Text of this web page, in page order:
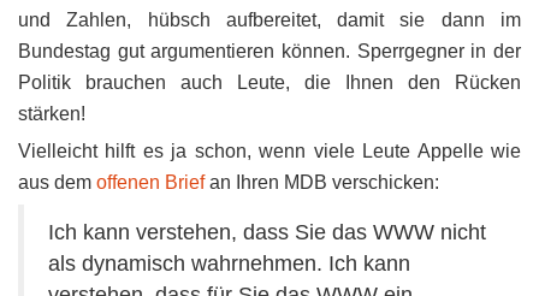
und Zahlen, hübsch aufbereitet, damit sie dann im
Bundestag gut argumentieren können. Sperrgegner in der
Politik brauchen auch Leute, die Ihnen den Rücken
stärken!
Vielleicht hilft es ja schon, wenn viele Leute Appelle wie
aus dem offenen Briefan Ihren MDB verschicken:
Ich kann verstehen, dass Sie das WWW nicht
als dynamisch wahrnehmen. Ich kann